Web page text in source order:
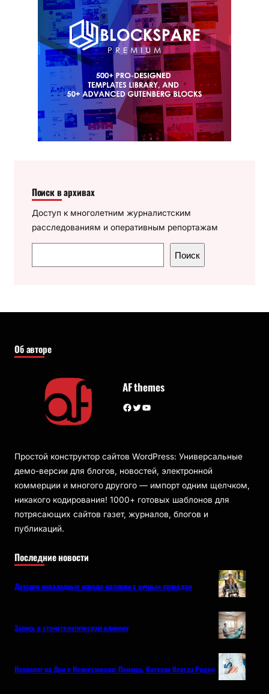
Поиск в архивах
Доступ к многолетним журналистским
расследованиям и оперативным репортажам
о
к
Поиск
Об авторе
AF themes
Facebook Twitter YouTube
Простой конструктор сайтов WordPress: Универсальные
демо-версии для блогов, новостей, электронной
коммерции и многого другого — импорт одним щелчком,
никакого кодирования! 1000+ готовых шаблонов для
потрясающих сайтов газет, журналов, блогов и
публикаций.
Последние новости
Детские инвалидные кресла-коляски с ручным приводом
Запись в стоматологическую клинику
Нарколог на Дом в Новокузнецке: Помощь, Которая Всегда Рядом